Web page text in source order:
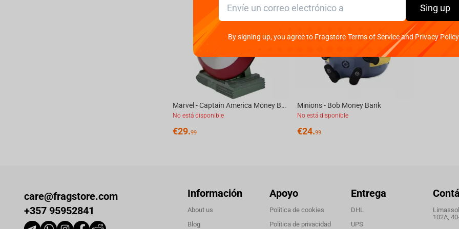
Marvel - Captain America Money Bank Bust - 25cm
No está disponible
€29.99
Minions - Bob Money Bank
No está disponible
€24.99
care@fragstore.com
+357 95952841
Información
About us
Blog
Apoyo
Política de cookies
Política de privacidad
Entrega
DHL
UPS
102A,
Sing up
By signing up, you agree to Fragstore Terms of Service and Privacy